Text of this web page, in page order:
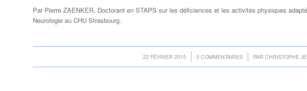
Par Pierre ZAENKER, Doctorant en STAPS sur les déficiences et les activités physiques
Neurologie au CHU Strasbourg.
22 FÉVRIER 2015
/ 0 COMMENTAIRES
/ PAR CHRISTOPHE